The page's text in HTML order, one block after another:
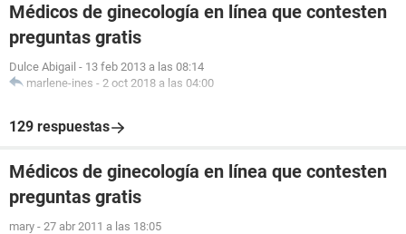
Médicos de ginecología en línea que contesten
preguntas gratis
Dulce Abigail - 13 feb 2013 a las 08:14
marlene-ines - 2 oct 2018 a las 04:00
129 respuestas
Médicos de ginecología en línea que contesten
preguntas gratis
mary - 27 abr 2011 a las 18:05